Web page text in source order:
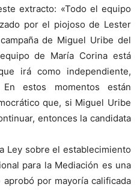
extracto: «Todo el equipo
por el piojoso de Lester
de Miguel Uribe del
de María Corina está
irá como independiente,
estos momentos están
que, si Miguel Uribe
entonces la candidata
Ley sobre el establecimiento
para la Mediación es una
por mayoría calificada